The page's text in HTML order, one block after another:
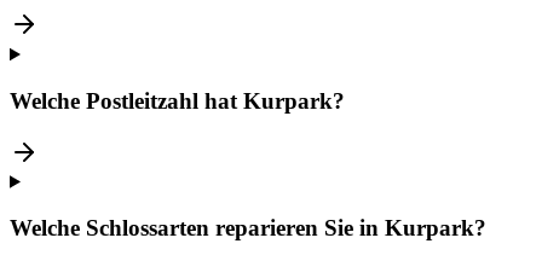
Welche Postleitzahl hat Kurpark?
Welche Schlossarten reparieren Sie in Kurpark?